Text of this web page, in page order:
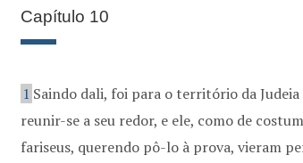
Capítulo 10
1 Saindo dali, foi para o território da
reunir-se a seu redor, e ele, como de
fariseus, querendo pô-lo à prova, vieram